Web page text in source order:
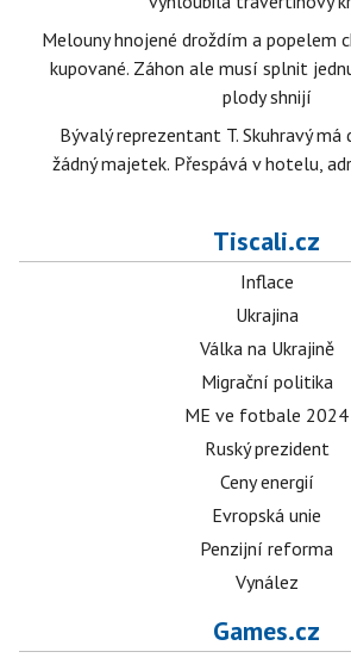
Melouny hnojené droždím a popelem
kupované. Záhon ale musí splnit
plody shnijí
Bývalý reprezentant T. Skuhravý
žádný majetek. Přespává v hotelu,
Tiscali.cz
Inflace
Ukrajina
Válka na Ukrajině
Migrační politika
ME ve fotbale 2024
Ruský prezident
Ceny energií
Evropská unie
Penzijní reforma
Vynález
Games.cz